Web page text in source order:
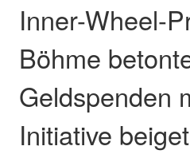
Inner-Wheel-
Böhme
Geldspenden
Initiative